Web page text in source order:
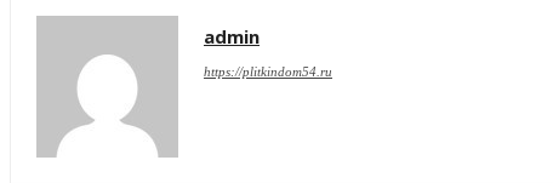
admin
https://plitkindom54.ru